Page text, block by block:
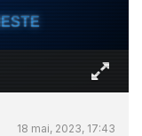
18 mai, 2023, 17:43